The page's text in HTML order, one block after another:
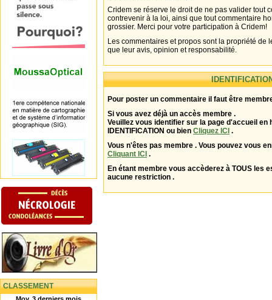
CLASSEMENT
Moy. 3 derniers mois
Cridem se réserve le droit de ne pas valider tout
contrevenir à la loi, ainsi que tout commentaire
grossier. Merci pour votre participation à Cridem!
Les commentaires et propos sont la propriété de
que leur avis, opinion et responsabilité.
Pour poster un commentaire il faut être
Si vous avez déjà un accès membre .
Veuillez vous identifier sur la page d'accueil en
IDENTIFICATION ou bien Cliquez ICI .
Vous n'êtes pas membre . Vous pouvez vous
Cliquant ICI .
En étant membre vous accèderez à TOUS les
aucune restriction .